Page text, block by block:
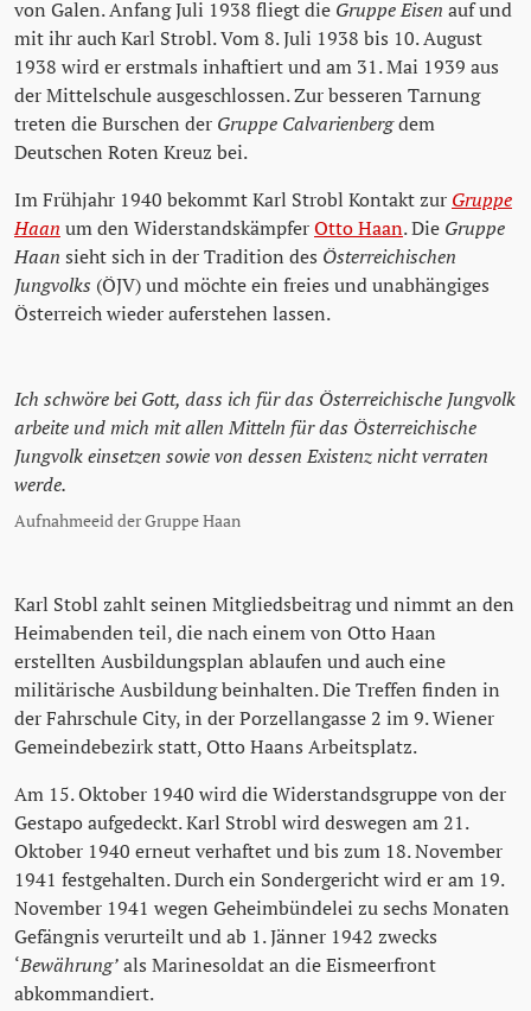
von Galen. Anfang Juli 1938 fliegt die Gruppe Eisen auf und
mit ihr auch Karl Strobl. Vom 8. Juli 1938 bis 10. August
1938 wird er erstmals inhaftiert und am 31. Mai 1939 aus
der Mittelschule ausgeschlossen. Zur besseren Tarnung
treten die Burschen der Gruppe Calvarienbergdem
Deutschen Roten Kreuz bei.
Im Frühjahr 1940 bekommt Karl Strobl Kontakt zur Gruppe
Haan um den WiderstandskämpferOtto Haan. Die Gruppe
Haan sieht sich in der Tradition des Österreichischen
Jungvolks (ÖJV) und möchte ein freies und unabhängiges
Österreich wieder auferstehen lassen.
Ich schwöre bei Gott, dass ich für das Österreichische Jungvolk
arbeite und mich mit allen Mitteln für das Österreichische
Jungvolk einsetzen sowie von dessen Existenz nicht verraten
werde.
Aufnahmeeid der Gruppe Haan
Karl Stobl zahlt seinen Mitgliedsbeitrag und nimmt an den
Heimabenden teil, die nach einem von Otto Haan
erstellten Ausbildungsplan ablaufen und auch eine
militärische Ausbildung beinhalten. Die Treffen finden in
der Fahrschule City, in der Porzellangasse 2 im 9. Wiener
Gemeindebezirk statt, Otto Haans Arbeitsplatz.
Am 15. Oktober 1940 wird die Widerstandsgruppe von der
Gestapo aufgedeckt. Karl Strobl wird deswegen am 21.
Oktober 1940 erneut verhaftet und bis zum 18. November
1941 festgehalten. Durch ein Sondergericht wird er am 19.
November 1941 wegen Geheimbündelei zu sechs Monaten
Gefängnis verurteilt und ab 1. Jänner 1942 zwecks
‘Bewährung’als Marinesoldat an die Eismeerfront
abkommandiert.